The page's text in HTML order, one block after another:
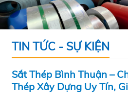
TIN TỨC - SỰ KIỆN
Sắt Thép Bình Thuận –
Thép Xây Dựng Uy Tín,